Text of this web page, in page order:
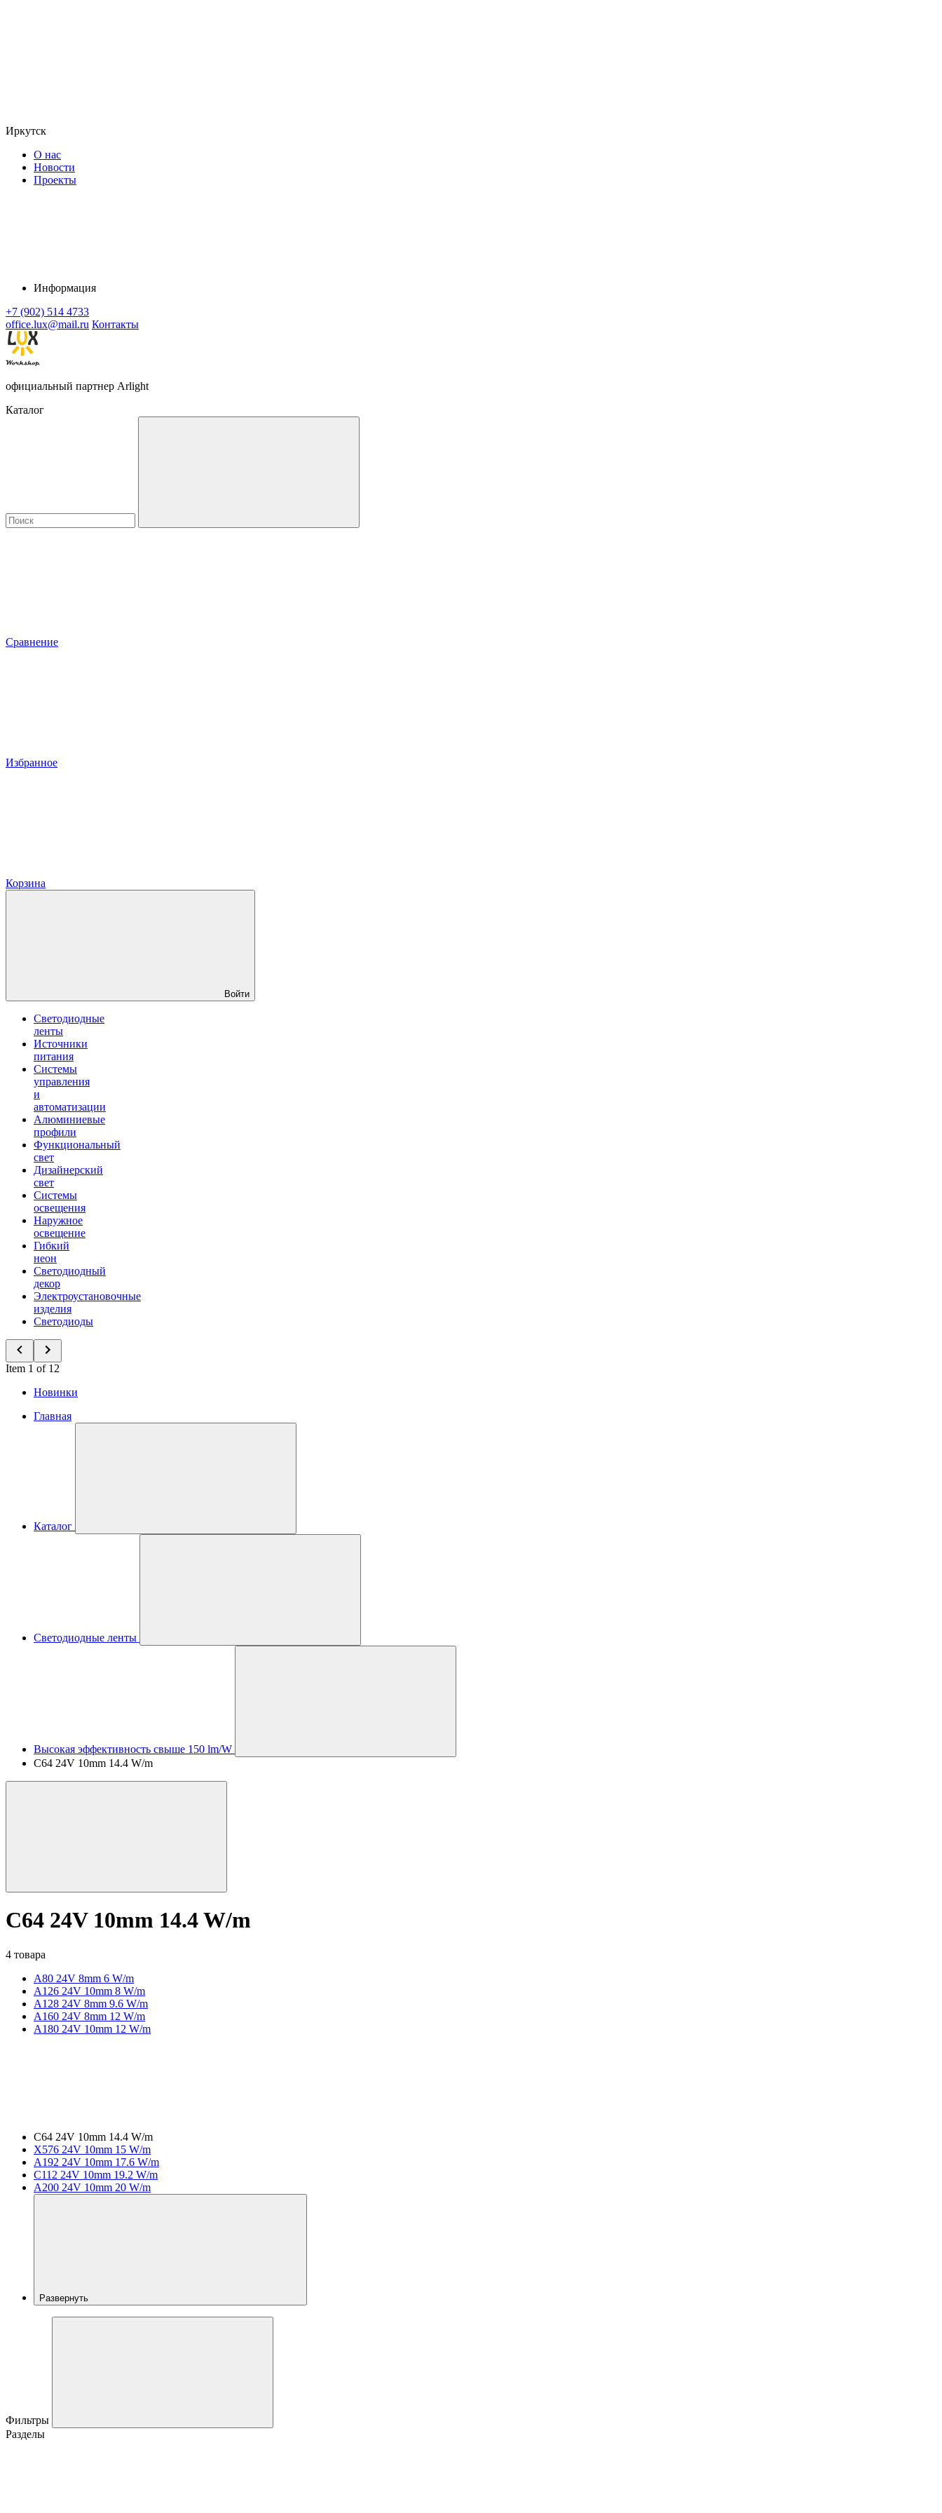
Иркутск
О нас
Новости
Проекты
Информация
+7 (902) 514 4733
office.lux@mail.ru Контакты
официальный партнер Arlight
Каталог
Сравнение
Избранное
Корзина
Войти
Светодиодные
ленты
Источники
питания
Системы
управления
и
автоматизации
Алюминиевые
профили
Функциональный
свет
Дизайнерский
свет
Системы
освещения
Наружное
освещение
Гибкий
неон
Светодиодный
декор
Электроустановочные
изделия
Светодиоды
Item 1 of 12
Новинки
Главная
Каталог
Светодиодные ленты
Высокая эффективность свыше 150 lm/W
C64 24V 10mm 14.4 W/m
C64 24V 10mm 14.4 W/m
4 товара
A80 24V 8mm 6 W/m
A126 24V 10mm 8 W/m
A128 24V 8mm 9.6 W/m
A160 24V 8mm 12 W/m
A180 24V 10mm 12 W/m
C64 24V 10mm 14.4 W/m
X576 24V 10mm 15 W/m
A192 24V 10mm 17.6 W/m
C112 24V 10mm 19.2 W/m
A200 24V 10mm 20 W/m
Развернуть
Фильтры
Разделы